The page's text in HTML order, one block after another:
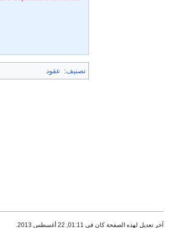
تصنيف: عقود
آخر تعديل لهذه الصفحة كان في 01:11, 22 أغسطس 2013.